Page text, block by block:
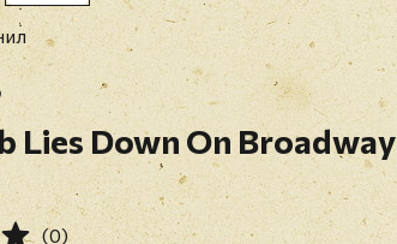
Lies Down On Broadway
(0)